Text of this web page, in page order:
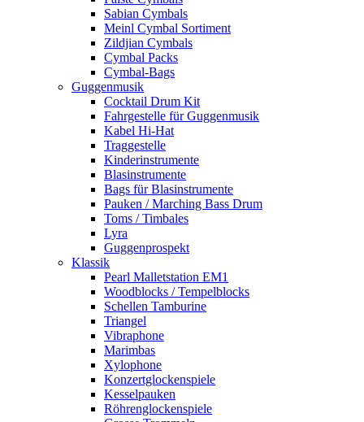
Sabian Cymbals
Meinl Cymbal Sortiment
Zildjian Cymbals
Cymbal Packs
Cymbal-Bags
Guggenmusik
Cocktail Drum Kit
Fahrgestelle für Guggenmusik
Kabel Hi-Hat
Traggestelle
Kinderinstrumente
Blasinstrumente
Bags für Blasinstrumente
Pauken / Marching Bass Drum
Toms / Timbales
Lyra
Guggenprospekt
Klassik
Pearl Malletstation EM1
Woodblocks / Tempelblocks
Schellen Tamburine
Triangel
Vibraphone
Marimbas
Xylophone
Konzertglockenspiele
Kesselpauken
Röhren­glocken­spiele